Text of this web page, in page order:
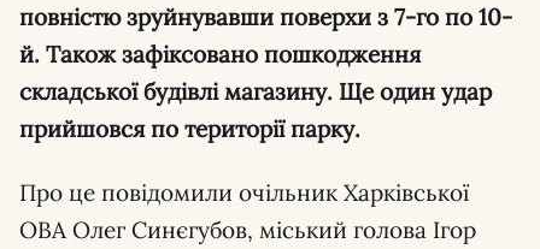
повністю зруйнувавши поверхи з 7-го по 10-
й. Також зафіксовано пошкодження
складської будівлі магазину. Ще один удар
прийшовся по території парку.
Про це повідомили очільник Харківської
ОВА Олег Синєгубов, міський голова Ігор